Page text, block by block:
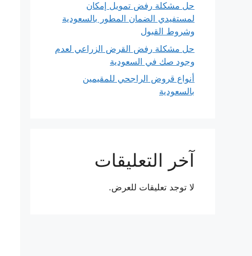
حل مشكلة رفض تمويل إمكان
لمستفيدي الضمان المطور بالسعودية
وشروط القبول
حل مشكلة رفض القرض الزراعي لعدم
وجود صك في السعودية
أنواع قروض الراجحي للمقيمين
بالسعودية
آخر التعليقات
لا توجد تعليقات للعرض.